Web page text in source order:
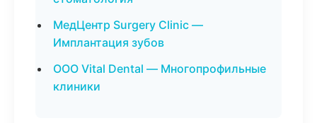
МедЦентр Surgery Clinic —
Имплантация зубов
ООО Vital Dental — Многопрофильные
клиники